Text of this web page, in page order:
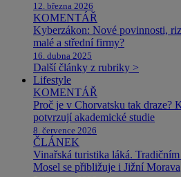
12. března 2026
KOMENTÁŘ
Kyberzákon: Nové povinnosti,
malé a střední firmy?
16. dubna 2025
Další články z rubriky >
Lifestyle
KOMENTÁŘ
Proč je v Chorvatsku tak draze?
potvrzují akademické studie
8. července 2026
ČLÁNEK
Vinařská turistika láká.
Mosel se přibližuje i Jižní Morava